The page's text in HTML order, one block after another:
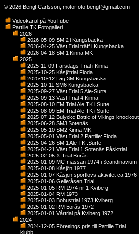
© 2026 Bengt Carlsson, motorfoto.bengt@gmail.com
Videokanal på YouTube
Partille TK Fotogalleri
2026
2026-05-09 SM 2 i Kungsbacka
2026-04-25 Väst Trial träff i Kungsbacka
2026-04-18 SM 1 Kinna MK
2025
2025-11-09 Farsdags Trial i Kinna
2025-10-25 Kåsjötrial Floda
2025-10-12 Lag SM Kungsbacka
2025-10-11 SM6 Kungsbacka
2025-09-27 Väst Trial 5 Ale-Surte
2025-09-13 Väst Trial 4 Kinna
2025-08-10 EM Trial Ale TK i Surte
2025-08-09 EM Trial Ale TK i Surte
2025-07-12 Bulycke Battle of Vikings knockout
2025-06-28 SM3 Sotenäs
2025-05-10 SM2 Kinna MK
2025-05-01 Väst Trial 2 Partille: Floda
2025-04-26 SM 1 Ale TK :Surte
2025-04-21 Väst Trial 1 Sotenäs Påsktrial
2025-02-05 X-Trial Borås
2025-01-09 MC-mässan 1974 i Scandinavium
2025-01-08 Kåsjön 1977
2025-01-07 Kåsjön sportlovs aktivitet ca 1976
2025-01-06 Gelleråsen Trial
2025-01-05 RM 1974 nr 1 Kviberg
2025-01-04 RM 1973
2025-01-03 Bohustrial 1973 Kviberg
2025-01-02 RM Borås 1972
2025-01-01 Vårtrial på Kviberg 1972
2024
2024-12-05 Förenings pris till Partille Trial
klubb